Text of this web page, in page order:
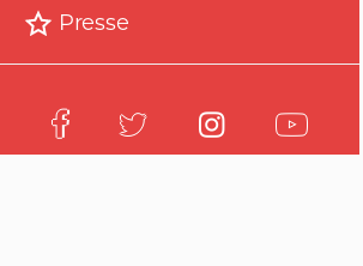
Presse